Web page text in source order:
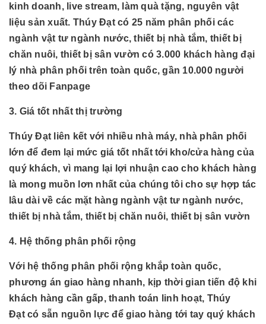
kinh doanh, live stream, làm quà tặng, nguyên vật
liệu sản xuất. Thúy Đạt có 25 năm phân phối các
ngành vật tư ngành nước, thiết bị nhà tắm, thiết bị
chăn nuôi, thiết bị sân vườn có 3.000 khách hàng đại
lý nhà phân phối trên toàn quốc, gần 10.000 người
theo dõi Fanpage
3. Giá tốt nhất thị trường
Thúy Đạt liên kết với nhiều nhà máy, nhà phân phối
lớn để đem lại mức giá tốt nhất tới kho/cửa hàng của
quý khách, vì mang lại lợi nhuận cao cho khách hàng
là mong muồn lơn nhất của chúng tôi cho sự hợp tác
lâu dài về các mặt hàng ngành vật tư ngành nước,
thiết bị nhà tắm, thiết bị chăn nuôi, thiết bị sân vườn
4. Hệ thống phân phối rộng
Với hệ thống phân phối rộng khắp toàn quốc,
phương án giao hàng nhanh, kịp thời gian tiến độ khi
khách hàng cần gấp, thanh toán linh hoạt, Thúy
Đạt có sẵn nguồn lực để giao hàng tới tay quý khách